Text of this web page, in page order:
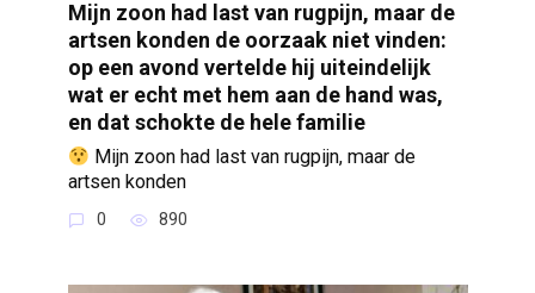
Mijn zoon had last van rugpijn, maar de
artsen konden de oorzaak niet vinden:
op een avond vertelde hij uiteindelijk
wat er echt met hem aan de hand was,
en dat schokte de hele familie
Mijn zoon had last van rugpijn, maar de
artsen konden
0 890